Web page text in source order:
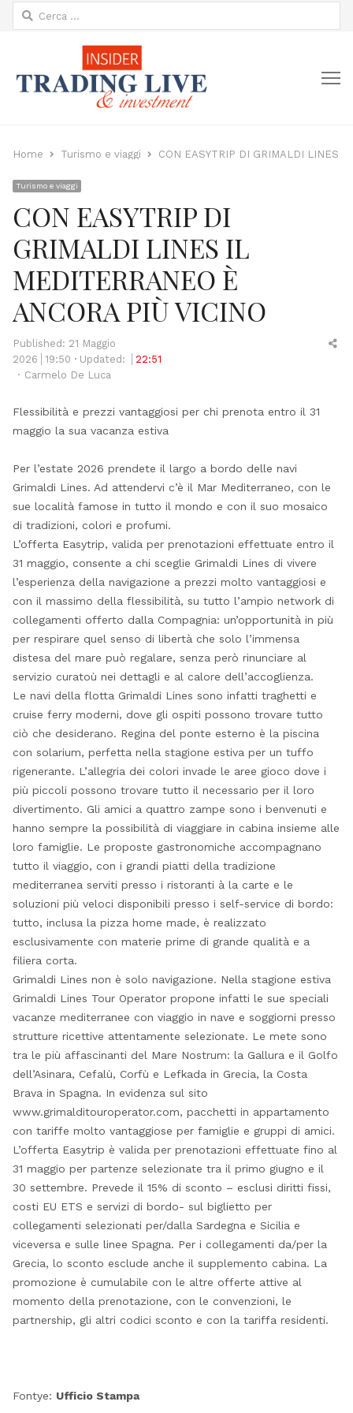
Ricerca
per:
Home Turismo e viaggi CON EASYTRIP DI GRIMALDI LINES
Turismo e viaggi
CON EASYTRIP DI
GRIMALDI LINES IL
MEDITERRANEO È
ANCORA PIÙ VICINO
Published: 21 Maggio
2026
19:50 Updated:
22:51
Author
Carmelo De Luca
Flessibilità e prezzi vantaggiosi per chi prenota entro il 31
maggio la sua vacanza estiva
Per l’estate 2026 prendete il largo a bordo delle navi
Grimaldi Lines. Ad attendervi c’è il Mar Mediterraneo, con le
sue località famose in tutto il mondo e con il suo mosaico
di tradizioni, colori e profumi.
L’offerta Easytrip, valida per prenotazioni effettuate entro il
31 maggio, consente a chi sceglie Grimaldi Lines di vivere
l’esperienza della navigazione a prezzi molto vantaggiosi e
con il massimo della flessibilità, su tutto l’ampio network di
collegamenti offerto dalla Compagnia: un’opportunità in più
per respirare quel senso di libertà che solo l’immensa
distesa del mare può regalare, senza però rinunciare al
servizio curatoù nei dettagli e al calore dell’accoglienza.
Le navi della flotta Grimaldi Lines sono infatti traghetti e
cruise ferry moderni, dove gli ospiti possono trovare tutto
ciò che desiderano. Regina del ponte esterno è la piscina
con solarium, perfetta nella stagione estiva per un tuffo
rigenerante. L’allegria dei colori invade le aree gioco dove i
più piccoli possono trovare tutto il necessario per il loro
divertimento. Gli amici a quattro zampe sono i benvenuti e
hanno sempre la possibilità di viaggiare in cabina insieme alle
loro famiglie. Le proposte gastronomiche accompagnano
tutto il viaggio, con i grandi piatti della tradizione
mediterranea serviti presso i ristoranti à la carte e le
soluzioni più veloci disponibili presso i self-service di bordo:
tutto, inclusa la pizza home made, è realizzato
esclusivamente con materie prime di grande qualità e a
filiera corta.
Grimaldi Lines non è solo navigazione. Nella stagione estiva
Grimaldi Lines Tour Operator propone infatti le sue speciali
vacanze mediterranee con viaggio in nave e soggiorni presso
strutture ricettive attentamente selezionate. Le mete sono
tra le più affascinanti del Mare Nostrum: la Gallura e il Golfo
dell’Asinara, Cefalù, Corfù e Lefkada in Grecia, la Costa
Brava in Spagna. In evidenza sul sito
www.grimalditouroperator.com, pacchetti in appartamento
con tariffe molto vantaggiose per famiglie e gruppi di amici.
L’offerta Easytrip è valida per prenotazioni effettuate fino al
31 maggio per partenze selezionate tra il primo giugno e il
30 settembre. Prevede il 15% di sconto – esclusi diritti fissi,
costi EU ETS e servizi di bordo- sul biglietto per
collegamenti selezionati per/dalla Sardegna e Sicilia e
viceversa e sulle linee Spagna. Per i collegamenti da/per la
Grecia, lo sconto esclude anche il supplemento cabina. La
promozione è cumulabile con le altre offerte attive al
momento della prenotazione, con le convenzioni, le
partnership, gli altri codici sconto e con la tariffa residenti.
Fontye: Ufficio Stampa